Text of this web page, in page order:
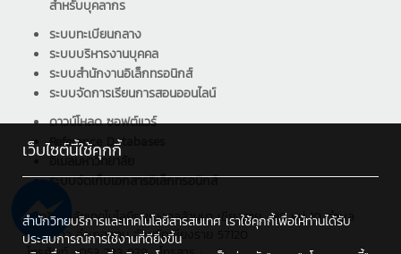
สำหรับบุคลากร
ระบบทะเบียนกลาง
ระบบบริหารงานบุคคล
ระบบสำนักงานอิเล็กทรอนิกส์
ระบบจัดการเรียนการสอนออนไลน์
ดาวน์โหลด ซอฟต์แวร์
Reference Databases
อีเมลมหาวิทยาลัย
ระบบจัดเก็บเอกสารอิเล็กทรอนิกส์
มหาวิทยาลัยเทคโนโลยีราชมงคลล้านนา เชียงราย : 99 หมู่ 10 ตำบล
ทรายขาว อำเภอพาน จังหวัดเชียงราย 57120
เว็บไซต์นี้ใช้คุกกี้
สำนักวิทยบริการและเทคโนโลยีสารสนเทศ เราใช้คุกกี้เพื่อให้ท่านได้รับ
ประสบการณ์การใช้งานที่ดียิ่งขึ้น